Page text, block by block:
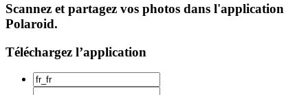
Scannez et partagez vos photos dans l'application
Polaroid.
Téléchargez l’application